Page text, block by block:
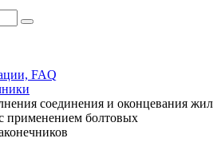
FAQ
соединения и оконцевания жил
применением болтовых